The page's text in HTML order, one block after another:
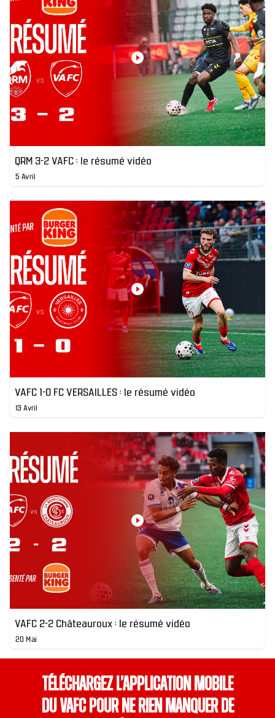
QRM 3-2 VAFC : le résumé vidéo
5 Avril
VAFC 1-0 FC VERSAILLES : le résumé vidéo
13 Avril
VAFC 2-2 Châteauroux : le résumé vidéo
20 Mai
Téléchargez l’application mobile
du VAFC pour ne rien manquer de